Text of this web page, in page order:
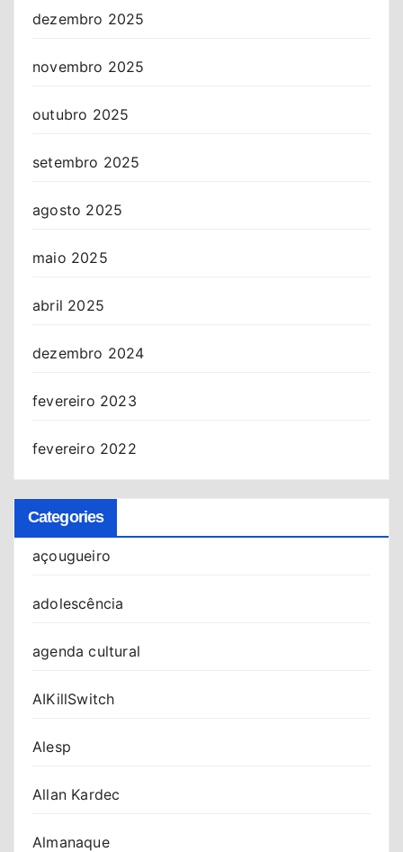
dezembro 2025
novembro 2025
outubro 2025
setembro 2025
agosto 2025
maio 2025
abril 2025
dezembro 2024
fevereiro 2023
fevereiro 2022
Categories
açougueiro
adolescência
agenda cultural
AIKillSwitch
Alesp
Allan Kardec
Almanaque